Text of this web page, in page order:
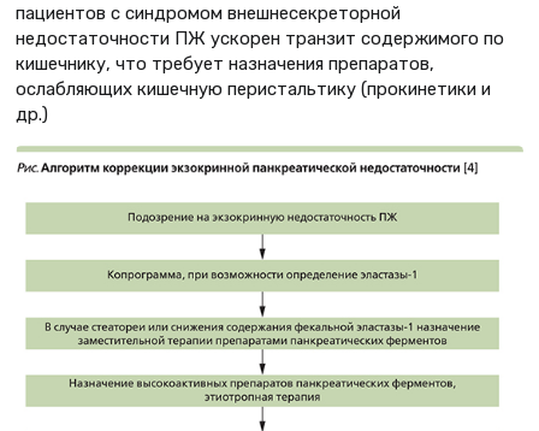
пациентов с синдромом внешнесекреторной
недостаточности ПЖ ускорен транзит содержимого по
кишечнику, что требует назначения препаратов,
ослабляющих кишечную перистальтику (прокинетики и
др.)